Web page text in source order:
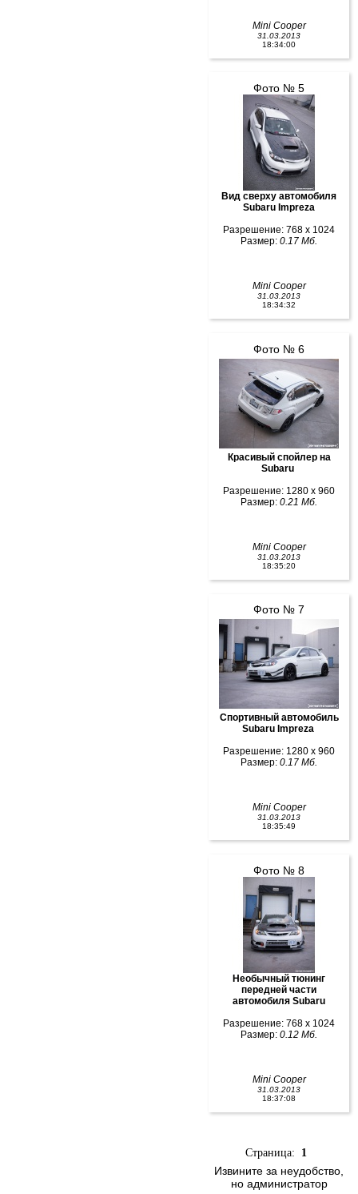
Mini Cooper
31.03.2013
18:34:00
Фото № 5
Вид сверху автомобиля
Subaru Impreza
Разрешение: 768 x 1024
Размер: 0.17 Мб.
Mini Cooper
31.03.2013
18:34:32
Фото № 6
Красивый спойлер на
Subaru
Разрешение: 1280 x 960
Размер: 0.21 Мб.
Mini Cooper
31.03.2013
18:35:20
Фото № 7
Спортивный автомобиль
Subaru Impreza
Разрешение: 1280 x 960
Размер: 0.17 Мб.
Mini Cooper
31.03.2013
18:35:49
Фото № 8
Необычный тюнинг
передней части
автомобиля Subaru
Разрешение: 768 x 1024
Размер: 0.12 Мб.
Mini Cooper
31.03.2013
18:37:08
Страница: 1
Извините за неудобство,
но администратор